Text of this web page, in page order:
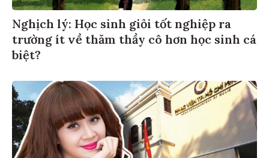
Nghịch lý: Học sinh giỏi tốt nghiệp ra
trường ít về thăm thầy cô hơn học sinh cá
biệt?